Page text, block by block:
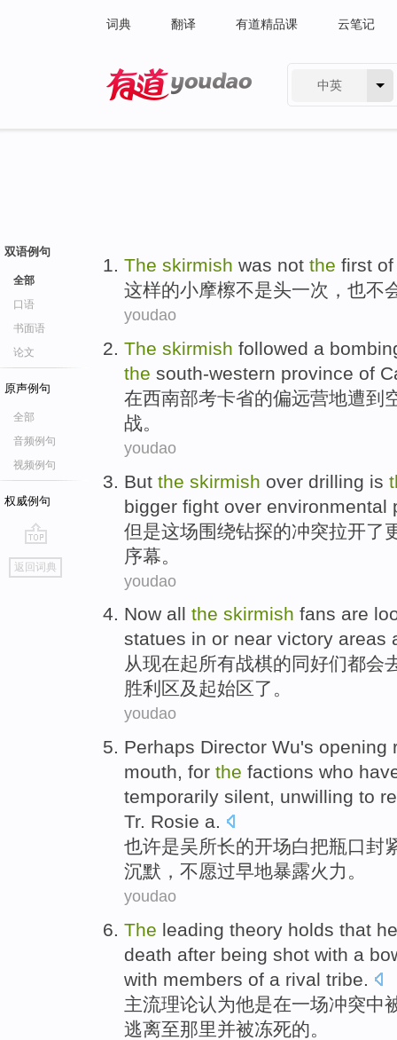
词典 翻译 有道精品课 云笔记
中英
双语例句
全部
口语
书面语
论文
原声例句
全部
音频例句
视频例句
权威例句
go
top
返回词典
The skirmish was not the first of
这样的小摩檫不是头一次， 也不
youdao
The skirmish followed a
the south-western province of
在西南部考卡省的偏远营地遭到
战。
youdao
But the skirmish over drilling is
bigger fight over environmental
但是这场围绕钻探的冲突拉开了
序幕。
youdao
Now all the skirmish fans are
statues in or near victory areas
从现在起所有战棋的同好们都会
胜利 区及 起始区了。
youdao
Perhaps Director Wu's opening
mouth, for the factions who
temporarily silent, unwilling to
Tr. Rosie a.
也许是吴所长的开场白把瓶口封
沉默 ，不愿过早地暴露火力 。
youdao
The leading theory holds that he
death after being shot with a
with members of a rival tribe.
主流理论认为他是在一场冲突中
逃离至那里并被冻死的。